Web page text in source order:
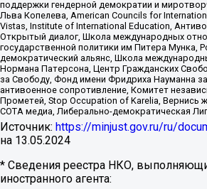
поддержки гендерной демократии и
Льва Копелева, American Councils for
Vistas, Institute of International Education,
Открытый диалог, Школа международных
государственной политики им Питера Мунка,
демократический альянс, Школа
Нормана Патерсона, Центр Гражданских
за Свободу, Фонд имени Фридриха Науманна
антивоенное сопротивление, Комитет
Прометей, Stop Occupation of Karelia, Вернись
СОТА медиа, Либерально-демократическая
Источник: https://minjust.gov.ru/ru/
на 13.05.2024
* Сведения реестра НКО,
иностранного агента: